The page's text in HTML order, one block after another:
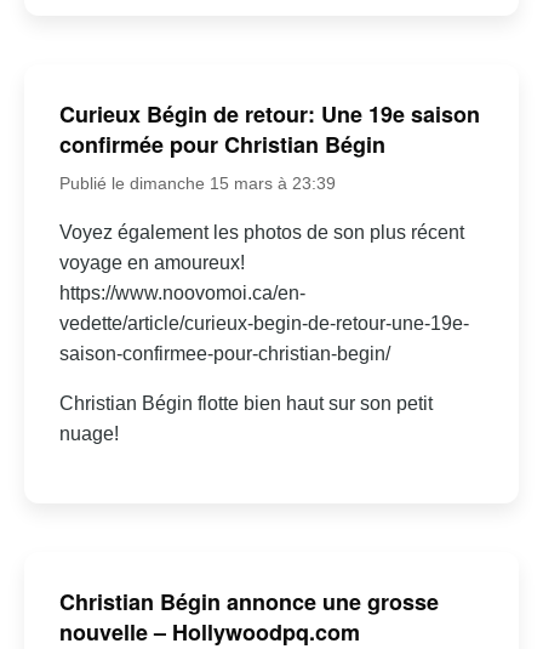
Curieux Bégin de retour: Une 19e saison
confirmée pour Christian Bégin
Publié le dimanche 15 mars à 23:39
Voyez également les photos de son plus récent
voyage en amoureux!
https://www.noovomoi.ca/en-
vedette/article/curieux-begin-de-retour-une-19e-
saison-confirmee-pour-christian-begin/
Christian Bégin flotte bien haut sur son petit
nuage!
Christian Bégin annonce une grosse
nouvelle – Hollywoodpq.com